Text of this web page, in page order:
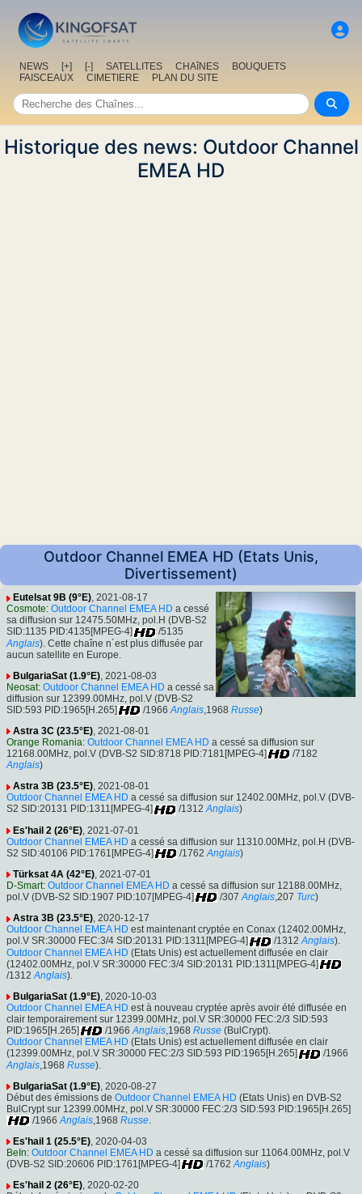
NEWS [+] [-] SATELLITES CHAîNES
BOUQUETS
FAISCEAUX
CIMETIERE PLAN DU SITE
Historique des news: Outdoor Channel
EMEA HD
Outdoor Channel EMEA HD (Etats Unis,
Divertissement)
Eutelsat 9B (9°E), 2021-08-17
Cosmote: Outdoor Channel EMEA HD a cessé
sa diffusion sur 12475.50MHz, pol.H (DVB-S2
SID:1135 PID:4135[MPEG-4]
/5135
Anglais). Cette chaîne n´est plus diffusée par
aucun satellite en Europe.
BulgariaSat (1.9°E) , 2021-08-03
Neosat: Outdoor Channel EMEA HD a cessé sa
diffusion sur 12399.00MHz, pol.V (DVB-S2
SID:593 PID:1965[H.265]
/1966 Anglais ,1968 Russe)
Astra 3C (23.5°E), 2021-08-01
Orange Romania: Outdoor Channel EMEA HD a cessé sa diffusion sur
12168.00MHz, pol.V (DVB-S2 SID:8718 PID:7181[MPEG-4]
/7182
Anglais)
Astra 3B (23.5°E), 2021-08-01
Outdoor Channel EMEA HD a cessé sa diffusion sur 12402.00MHz, pol.V (DVB-
S2 SID:20131 PID:1311[MPEG-4]
/1312 Anglais)
Es'hail 2 (26°E) , 2021-07-01
Outdoor Channel EMEA HD a cessé sa diffusion sur 11310.00MHz, pol.H (DVB-
S2 SID:40106 PID:1761[MPEG-4]
/1762 Anglais)
Türksat 4A (42°E), 2021-07-01
D-Smart: Outdoor Channel EMEA HD a cessé sa diffusion sur 12188.00MHz,
pol.V (DVB-S2 SID:1907 PID:107[MPEG-4]
/307 Anglais,207 Turc)
Astra 3B (23.5°E), 2020-12-17
Outdoor Channel EMEA HD est maintenant cryptée en Conax (12402.00MHz,
pol.V SR:30000 FEC:3/4 SID:20131 PID:1311[MPEG-4]
/1312 Anglais).
Outdoor Channel EMEA HD (Etats Unis) est actuellement diffusée en clair
(12402.00MHz, pol.V SR:30000 FEC:3/4 SID:20131 PID:1311[MPEG-4]
/1312 Anglais).
BulgariaSat (1.9°E), 2020-10-03
Outdoor Channel EMEA HD est à nouveau cryptée après avoir été diffusée en
clair temporairement sur 12399.00MHz, pol.V SR:30000 FEC:2/3 SID:593
PID:1965[H.265]
/1966 Anglais,1968 Russe (BulCrypt).
Outdoor Channel EMEA HD (Etats Unis) est actuellement diffusée en clair
(12399.00MHz, pol.V SR:30000 FEC:2/3 SID:593 PID:1965[H.265]
/1966
Anglais ,1968 Russe).
BulgariaSat (1.9°E) , 2020-08-27
Début des émissions de Outdoor Channel EMEA HD (Etats Unis) en DVB-S2
BulCrypt sur 12399.00MHz, pol.V SR:30000 FEC:2/3 SID:593 PID:1965[H.265]
/1966 Anglais ,1968 Russe
Es'hail 1 (25.5°E), 2020-04-03
BeIn: Outdoor Channel EMEA HD a cessé sa diffusion sur 11064.00MHz, pol.V
(DVB-S2 SID:20606 PID:1761[MPEG-4]
/1762 Anglais)
Es'hail 2 (26°E), 2020-02-20